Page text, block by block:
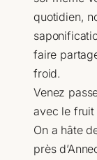
quotidien,
faire
froid.
Venez
avec le fruit
On a hâte
près